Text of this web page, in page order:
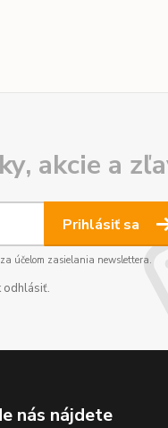
akcie a
Prihlásiť sa
účelom zasielania newslettera.
odhlásiť.
nás nájdete